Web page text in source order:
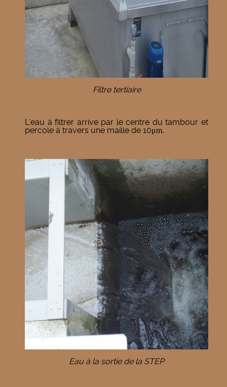
Filtre tertiaire
L’eau à filtrer arrive par le centre du tambour et
percole à travers une maille de 10μm.
Eau à la sortie de la STEP